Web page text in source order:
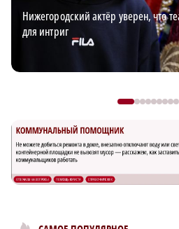
Нижегородский актёр уверен, что
для интриг